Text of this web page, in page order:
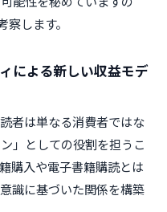
します。
による新しい収益モデ
者は単なる消費者ではな
」としての役割を担うこ
購入や電子書籍購読とは
識に基づいた関係を構築